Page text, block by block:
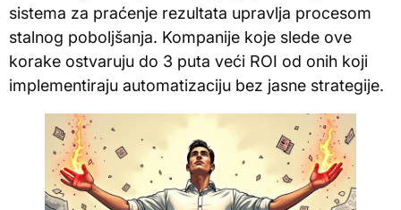
sistema za praćenje rezultata upravlja procesom
stalnog poboljšanja. Kompanije koje slede ove
korake ostvaruju do 3 puta veći ROI od onih koji
implementiraju automatizaciju bez jasne strategije.